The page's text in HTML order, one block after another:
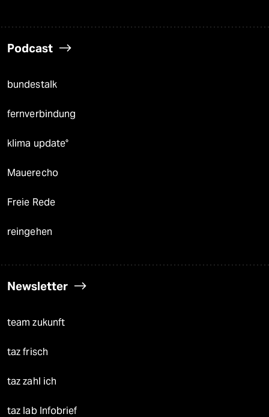
Podcast
bundestalk
fernverbindung
klima update°
Mauerecho
Freie Rede
reingehen
Newsletter
team zukunft
taz frisch
taz zahl ich
taz lab Infobrief